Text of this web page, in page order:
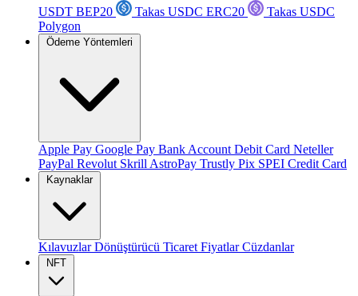
USDT BEP20
Takas USDC ERC20
Takas USDC
Polygon
Ödeme Yöntemleri
Apple Pay Google Pay Bank Account Debit Card Neteller
PayPal Revolut Skrill AstroPay Trustly Pix SPEI Credit Card
Kaynaklar
KılavuzlarDönüştürücü Ticaret FiyatlarCüzdanlar
NFT